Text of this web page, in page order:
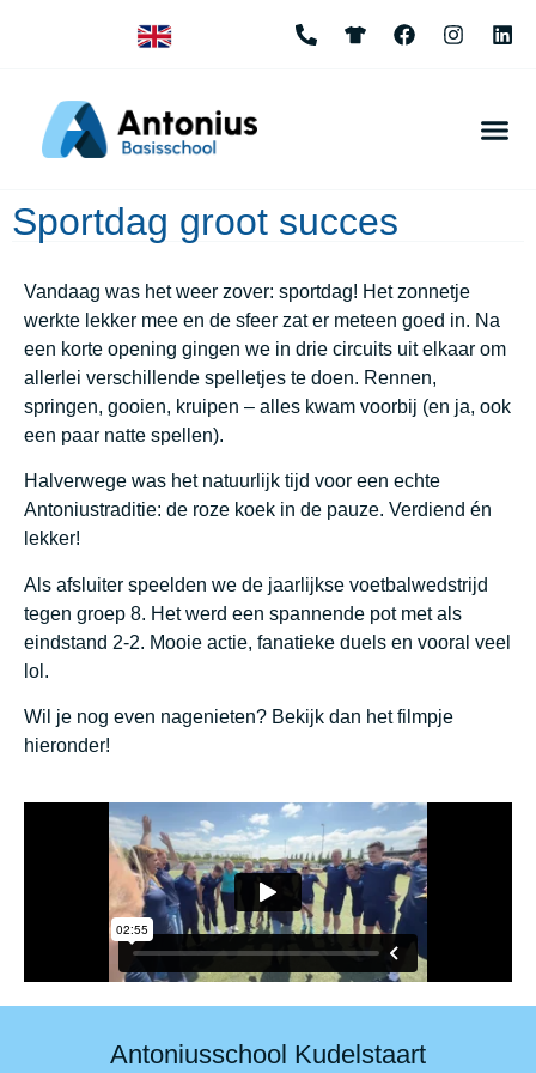
Sportdag groot succes
Vandaag was het weer zover: sportdag! Het zonnetje
werkte lekker mee en de sfeer zat er meteen goed in. Na
een korte opening gingen we in drie circuits uit elkaar om
allerlei verschillende spelletjes te doen. Rennen,
springen, gooien, kruipen – alles kwam voorbij (en ja, ook
een paar natte spellen).
Halverwege was het natuurlijk tijd voor een echte
Antoniustraditie: de roze koek in de pauze. Verdiend én
lekker!
Als afsluiter speelden we de jaarlijkse voetbalwedstrijd
tegen groep 8. Het werd een spannende pot met als
eindstand 2-2. Mooie actie, fanatieke duels en vooral veel
lol.
Wil je nog even nagenieten? Bekijk dan het filmpje
hieronder!
Antoniusschool Kudelstaart